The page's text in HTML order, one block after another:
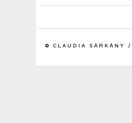
© CLAUDIA SÁRKÁNY /